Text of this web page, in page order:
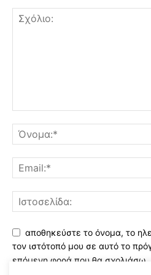
αποθηκεύστε το όνομα, το
τον ιστότοπό μου σε αυτό το
επόμενη φορά που θα σχολιάσω.